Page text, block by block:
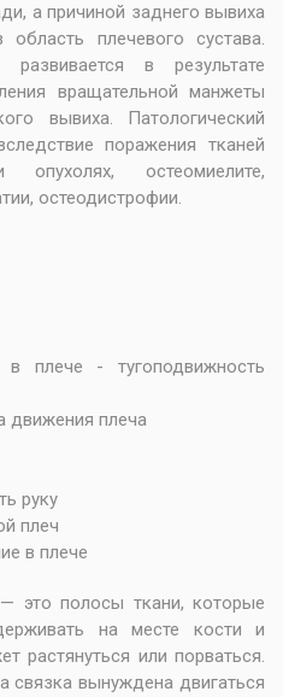
а причиной заднего вывиха
плечевого сустава.
в результате
вращательной манжеты
вывиха. Патологический
поражения тканей
остеомиелите,
остеодистрофии.
в плече - тугоподвижность
движения плеча
руку
плеч
в плече
это полосы ткани, которые
на месте кости и
растянуться или порваться.
связка вынуждена двигаться